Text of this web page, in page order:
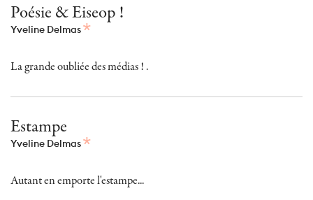
Poésie & Eiseop !
Yveline Delmas
La grande oubliée des médias ! .
Estampe
Yveline Delmas
Autant en emporte l'estampe...